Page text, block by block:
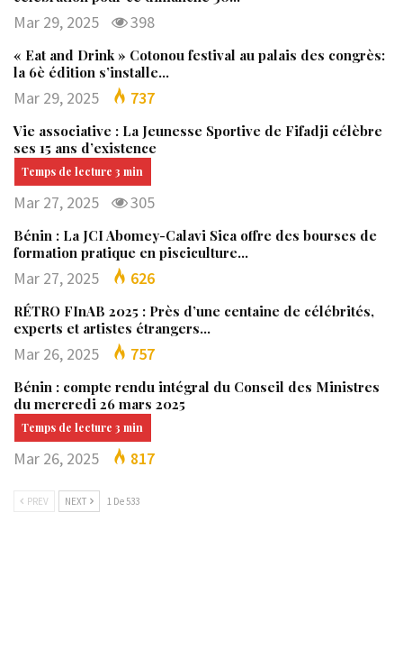
Mar 29, 2025 398
« Eat and Drink » Cotonou festival au palais des congrès:
la 6è édition s’installe…
Mar 29, 2025 737
Vie associative : La Jeunesse Sportive de Fifadji célèbre
ses 15 ans d’existence
Mar 27, 2025 305
Bénin : La JCI Abomey-Calavi Sica offre des bourses de
formation pratique en pisciculture…
Mar 27, 2025 626
RÉTRO FInAB 2025 : Près d’une centaine de célébrités,
experts et artistes étrangers…
Mar 26, 2025 757
Bénin : compte rendu intégral du Conseil des Ministres
du mercredi 26 mars 2025
Mar 26, 2025 817
PREV NEXT 1 De 533